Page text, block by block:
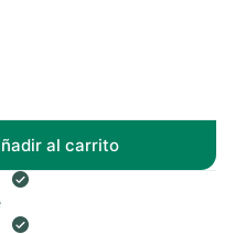
al carrito